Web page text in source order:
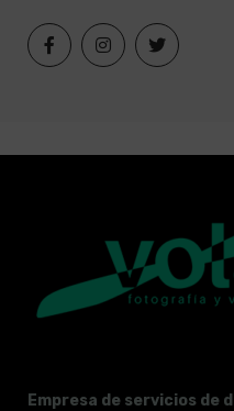
Empresa de servicios de